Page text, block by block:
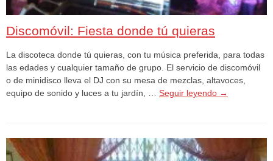
Discomóvil: Fiesta donde tú quieras
La discoteca donde tú quieras, con tu música preferida, para todas
las edades y cualquier tamaño de grupo. El servicio de discomóvil
o de minidisco lleva el DJ con su mesa de mezclas, altavoces,
equipo de sonido y luces a tu jardín, … Seguir leyendo →